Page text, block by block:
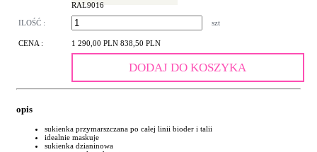
RAL9016
ILOŚĆ : szt
CENA : 1 290,00 PLN 838,50 PLN
DODAJ DO KOSZYKA
opis
sukienka przymarszczana po całej linii bioder i talii
idealnie maskuje
sukienka dzianinowa